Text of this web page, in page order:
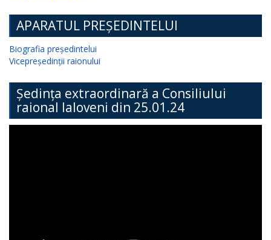
APARATUL PREȘEDINTELUI
Biografia președintelui
Vicepreședinții raionului
Ședința extraordinară a Consiliului
raional Ialoveni din 25.01.24